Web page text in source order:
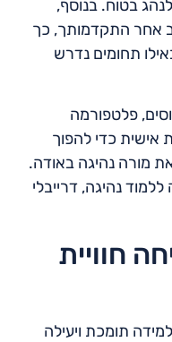
בטוח. בנוסף,
אחר התקדמותך, כך
תחומים נדרש
פלטפורמה
אישית כדי להפוך
מורה נהיגה באודה.
נהיגה, דרייבלי
חוויית
תומכת ויעילה